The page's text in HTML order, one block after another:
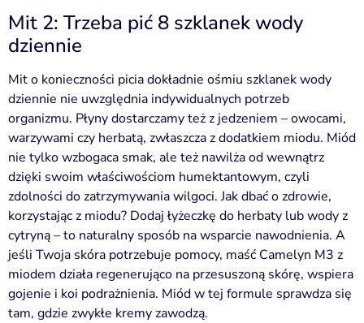
Mit 2: Trzeba pić 8 szklanek wody
dziennie
Mit o konieczności picia dokładnie ośmiu szklanek wody
dziennie nie uwzględnia indywidualnych potrzeb
organizmu. Płyny dostarczamy też z jedzeniem – owocami,
warzywami czy herbatą, zwłaszcza z dodatkiem miodu. Miód
nie tylko wzbogaca smak, ale też nawilża od wewnątrz
dzięki swoim właściwościom humektantowym, czyli
zdolności do zatrzymywania wilgoci. Jak dbać o zdrowie,
korzystając z miodu? Dodaj łyżeczkę do herbaty lub wody z
cytryną – to naturalny sposób na wsparcie nawodnienia. A
jeśli Twoja skóra potrzebuje pomocy, maść Camelyn M3 z
miodem działa regenerująco na przesuszoną skórę, wspiera
gojenie i koi podrażnienia. Miód w tej formule sprawdza się
tam, gdzie zwykłe kremy zawodzą.